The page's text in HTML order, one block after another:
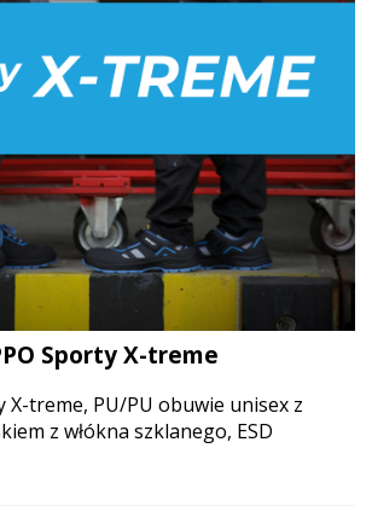
Sporty X-treme
X-treme, PU/PU obuwie unisex z
z włókna szklanego, ESD